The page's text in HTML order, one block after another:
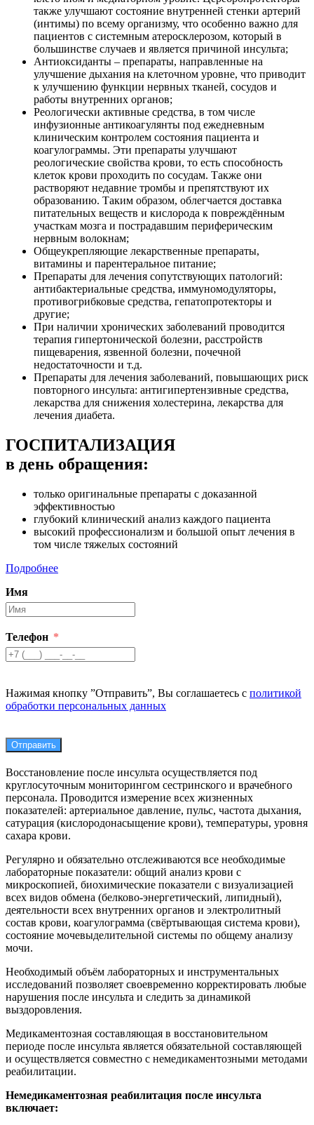
также улучшают состояние внутренней стенки артерий
(интимы) по всему организму, что особенно важно для
пациентов с системным атеросклерозом, который в
большинстве случаев и является причиной инсульта;
Антиоксиданты – препараты, направленные на
улучшение дыхания на клеточном уровне, что приводит
к улучшению функции нервных тканей, сосудов и
работы внутренних органов;
Реологически активные средства, в том числе
инфузионные антикоагулянты под ежедневным
клиническим контролем состояния пациента и
коагулограммы. Эти препараты улучшают
реологические свойства крови, то есть способность
клеток крови проходить по сосудам. Также они
растворяют недавние тромбы и препятствуют их
образованию. Таким образом, облегчается доставка
питательных веществ и кислорода к повреждённым
участкам мозга и пострадавшим периферическим
нервным волокнам;
Общеукрепляющие лекарственные препараты,
витамины и парентеральное питание;
Препараты для лечения сопутствующих патологий:
антибактериальные средства, иммуномодуляторы,
противогрибковые средства, гепатопротекторы и
другие;
При наличии хронических заболеваний проводится
терапия гипертонической болезни, расстройств
пищеварения, язвенной болезни, почечной
недостаточности и т.д.
Препараты для лечения заболеваний, повышающих риск
повторного инсульта: антигипертензивные средства,
лекарства для снижения холестерина, лекарства для
лечения диабета.
ГОСПИТАЛИЗАЦИЯ
в день обращения:
только оригинальные препараты с доказанной
эффективностью
глубокий клинический анализ каждого пациента
высокий профессионализм и большой опыт лечения в
том числе тяжелых состояний
Подробнее
Имя
Телефон
Нажимая кнопку ”Отправить”, Вы соглашаетесь с политикой
обработки персональных данных
Отправить
Восстановление после инсульта осуществляется под
круглосуточным мониторингом сестринского и врачебного
персонала. Проводится измерение всех жизненных
показателей: артериальное давление, пульс, частота дыхания,
сатурация (кислородонасыщение крови), температуры, уровня
сахара крови.
Регулярно и обязательно отслеживаются все необходимые
лабораторные показатели: общий анализ крови с
микроскопией, биохимические показатели с визуализацией
всех видов обмена (белково-энергетический, липидный),
деятельности всех внутренних органов и электролитный
состав крови, коагулограмма (свёртывающая система крови),
состояние мочевыделительной системы по общему анализу
мочи.
Необходимый объём лабораторных и инструментальных
исследований позволяет своевременно корректировать любые
нарушения после инсульта и следить за динамикой
выздоровления.
Медикаментозная составляющая в восстановительном
периоде после инсульта является обязательной составляющей
и осуществляется совместно с немедикаментозными методами
реабилитации.
Немедикаментозная реабилитация после инсульта
включает: